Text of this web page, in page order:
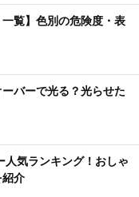
一覧】色別の危険度・表
バーで光る？光らせた
人気ランキング！おしゃ
紹介